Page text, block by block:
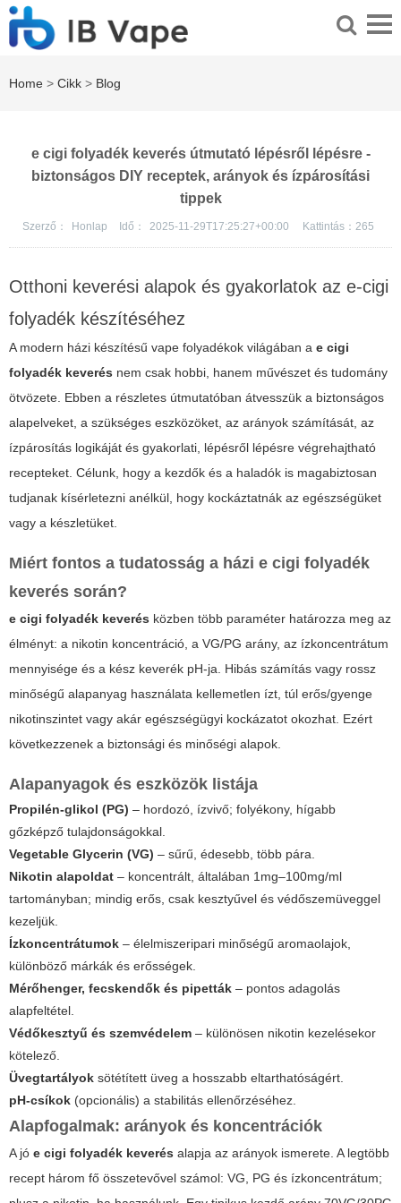
Home > Cikk > Blog
e cigi folyadék keverés útmutató lépésről lépésre -
biztonságos DIY receptek, arányok és ízpárosítási
tippek
Szerző： Honlap Idő： 2025-11-29T17:25:27+00:00 Kattintás： 265
Otthoni keverési alapok és gyakorlatok az e-cigi
folyadék készítéséhez
A modern házi készítésű vape folyadékok világában a e cigi
folyadék keverés nem csak hobbi, hanem művészet és tudomány
ötvözete. Ebben a részletes útmutatóban átvesszük a biztonságos
alapelveket, a szükséges eszközöket, az arányok számítását, az
ízpárosítás logikáját és gyakorlati, lépésről lépésre végrehajtható
recepteket. Célunk, hogy a kezdők és a haladók is magabiztosan
tudjanak kísérletezni anélkül, hogy kockáztatnák az egészségüket
vagy a készletüket.
Miért fontos a tudatosság a házi e cigi folyadék
keverés során?
e cigi folyadék keverés közben több paraméter határozza meg az
élményt: a nikotin koncentráció, a VG/PG arány, az ízkoncentrátum
mennyisége és a kész keverék pH-ja. Hibás számítás vagy rossz
minőségű alapanyag használata kellemetlen ízt, túl erős/gyenge
nikotinszintet vagy akár egészségügyi kockázatot okozhat. Ezért
következzenek a biztonsági és minőségi alapok.
Alapanyagok és eszközök listája
Propilén-glikol (PG) – hordozó, ízvivő; folyékony, hígabb
gőzképző tulajdonságokkal.
Vegetable Glycerin (VG) – sűrű, édesebb, több pára.
Nikotin alapoldat – koncentrált, általában 1mg–100mg/ml
tartományban; mindig erős, csak kesztyűvel és védőszemüveggel
kezeljük.
Ízkoncentrátumok – élelmiszeripari minőségű aromaolajok,
különböző márkák és erősségek.
Mérőhenger, fecskendők és pipetták – pontos adagolás
alapfeltétel.
Védőkesztyű és szemvédelem – különösen nikotin kezelésekor
kötelező.
Üvegtartályok sötétített üveg a hosszabb eltarthatóságért.
pH-csíkok (opcionális) a stabilitás ellenőrzéséhez.
Alapfogalmak: arányok és koncentrációk
A jó e cigi folyadék keverés alapja az arányok ismerete. A legtöbb
recept három fő összetevővel számol: VG, PG és ízkoncentrátum;